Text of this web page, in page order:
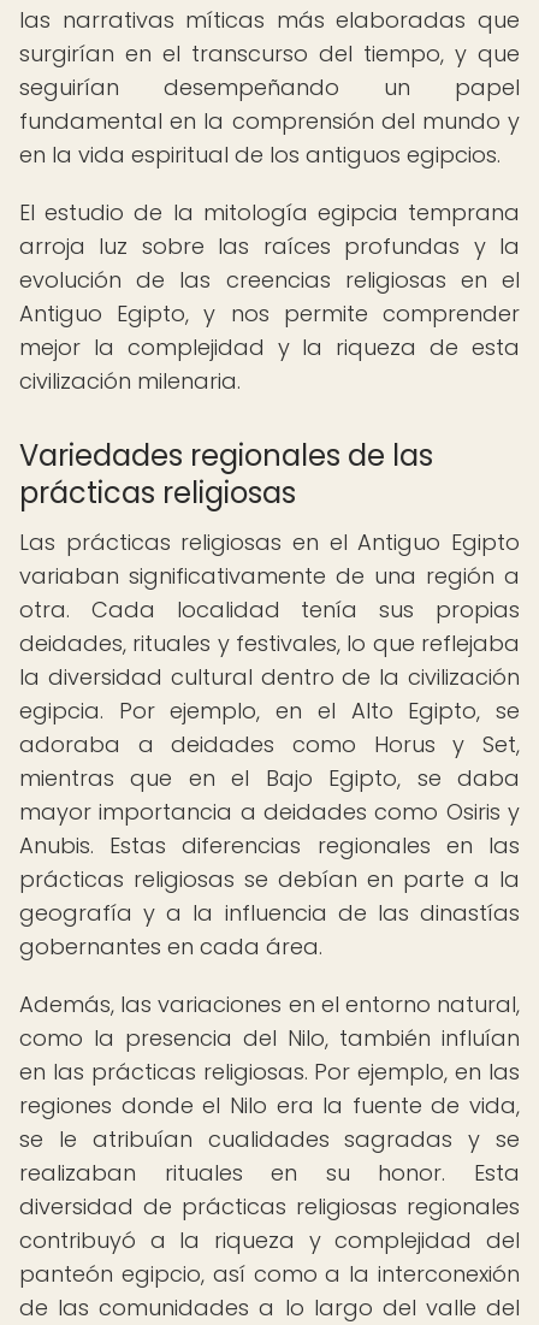
las narrativas míticas más elaboradas que
surgirían en el transcurso del tiempo, y que
seguirían desempeñando un papel
fundamental en la comprensión del mundo y
en la vida espiritual de los antiguos egipcios.
El estudio de la mitología egipcia temprana
arroja luz sobre las raíces profundas y la
evolución de las creencias religiosas en el
Antiguo Egipto, y nos permite comprender
mejor la complejidad y la riqueza de esta
civilización milenaria.
Variedades regionales de las
prácticas religiosas
Las prácticas religiosas en el Antiguo Egipto
variaban significativamente de una región a
otra. Cada localidad tenía sus propias
deidades, rituales y festivales, lo que reflejaba
la diversidad cultural dentro de la civilización
egipcia. Por ejemplo, en el Alto Egipto, se
adoraba a deidades como Horus y Set,
mientras que en el Bajo Egipto, se daba
mayor importancia a deidades como Osiris y
Anubis. Estas diferencias regionales en las
prácticas religiosas se debían en parte a la
geografía y a la influencia de las dinastías
gobernantes en cada área.
Además, las variaciones en el entorno natural,
como la presencia del Nilo, también influían
en las prácticas religiosas. Por ejemplo, en las
regiones donde el Nilo era la fuente de vida,
se le atribuían cualidades sagradas y se
realizaban rituales en su honor. Esta
diversidad de prácticas religiosas regionales
contribuyó a la riqueza y complejidad del
panteón egipcio, así como a la interconexión
de las comunidades a lo largo del valle del